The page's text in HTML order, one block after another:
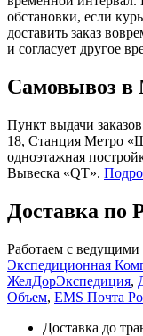
обстановки, если
доставить заказ
и согласует другое
Самовывоз в
Пункт выдачи
18, Станция Метро
одноэтажная
Вывеска «QT».
Доставка по
Работаем с
Экспедиционная
ЖелДорЭкспедиция,
Объем, EMS Почта
Доставка до